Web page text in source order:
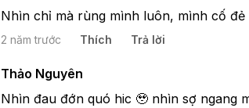
Nhìn chỉ mà rùng mình luôn, mình cố
2 năm trước Thích Trả lời
Thảo Nguyên
Nhìn đau đớn quó hic 🥹 nhìn sợ ngang